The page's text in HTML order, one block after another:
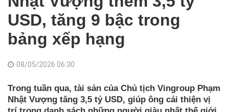
USD, tăng 9 bậc trong
bảng xếp hạng
08/05/2026 06:30
Trong tuần qua, tài sản của Chủ tịch Vingroup Phạm
Nhật Vượng tăng 3,5 tỷ USD, giúp ông cải thiện vị